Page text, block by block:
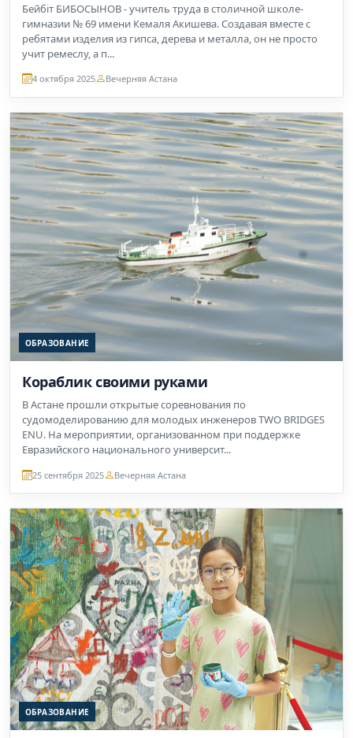
Бейбіт БИБОСЫНОВ - учитель труда в столичной школе-
гимназии № 69 имени Кемаля Акишева. Создавая вместе с
ребятами изделия из гипса, дерева и металла, он не просто
учит ремеслу, а п...
4 октября 2025 Вечерняя Астана
ОБРАЗОВАНИЕ
Кораблик своими руками
В Астане прошли открытые соревнования по
судомоделированию для молодых инженеров TWO BRIDGES
ENU. На мероприятии, организованном при поддержке
Евразийского национального университ...
25 сентября 2025 Вечерняя Астана
ОБРАЗОВАНИЕ